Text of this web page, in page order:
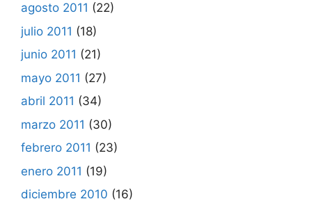
agosto 2011 (22)
julio 2011 (18)
junio 2011 (21)
mayo 2011 (27)
abril 2011 (34)
marzo 2011 (30)
febrero 2011 (23)
enero 2011 (19)
diciembre 2010 (16)